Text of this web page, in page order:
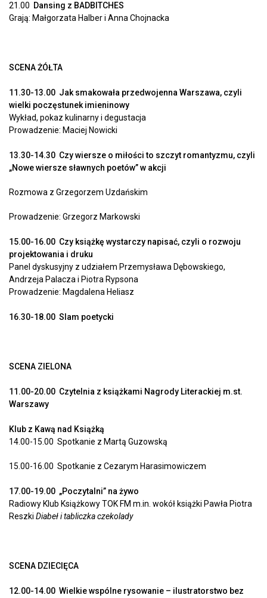
21.00 Dansing z BADBITCHES
Grają: Małgorzata Halber i Anna Chojnacka
SCENA ŻÓŁTA
11.30-13.00 Jak smakowała przedwojenna Warszawa, czyli
wielki poczęstunek imieninowy
Wykład, pokaz kulinarny i degustacja
Prowadzenie: Maciej Nowicki
13.30-14.30 Czy wiersze o miłości to szczyt romantyzmu, czyli
„Nowe wiersze sławnych poetów” w akcji
Rozmowa z Grzegorzem Uzdańskim
Prowadzenie: Grzegorz Markowski
15.00-16.00 Czy książkę wystarczy napisać, czyli o rozwoju
projektowania i druku
Panel dyskusyjny z udziałem Przemysława Dębowskiego,
Andrzeja Palacza i Piotra Rypsona
Prowadzenie: Magdalena Heliasz
16.30-18.00 Slam poetycki
SCENA ZIELONA
11.00-20.00 Czytelnia z książkami Nagrody Literackiej m.st.
Warszawy
Klub z Kawą nad Książką
14.00-15.00 Spotkanie z Martą Guzowską
15.00-16.00 Spotkanie z Cezarym Harasimowiczem
17.00-19.00 „Poczytalni” na żywo
Radiowy Klub Książkowy TOK FM m.in. wokół książki Pawła Piotra
Reszki Diabeł i tabliczka czekolady
SCENA DZIECIĘCA
12.00-14.00 Wielkie wspólne rysowanie – ilustratorstwo bez